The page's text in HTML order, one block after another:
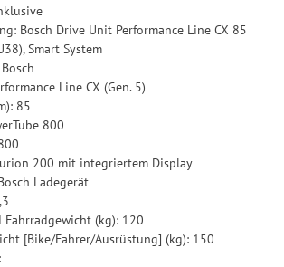
Bosch Drive Unit Performance Line CX 85
Smart System
Line CX (Gen. 5)
85
800
200 mit integriertem Display
Ladegerät
Fahrradgewicht (kg): 120
[Bike/Fahrer/Ausrüstung] (kg): 150